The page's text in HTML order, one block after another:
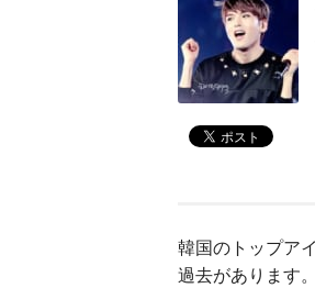
韓国のトップア
過去があります。